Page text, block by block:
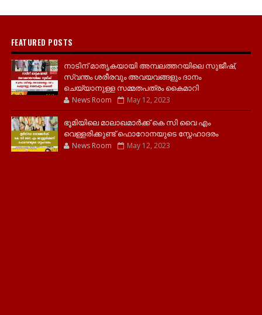
FEATURED POSTS
നാടിന് മാതൃകയായി അമ്പലത്തറയിലെ സുജീഷ്,
സ്വന്തം ശരീരവും അവയവങ്ങളും ദാനം
ചെയ്യാനുള്ള സമ്മതപത്രം കൈമാറി
News Room May 12, 2023
ഭൂമിയിലെ മാലാഖമാർക്ക് കെ സി വൈ എം
വെള്ളരിക്കുണ്ട് ഫൊറോനയുടെ സ്നേഹാദരം
News Room May 12, 2023